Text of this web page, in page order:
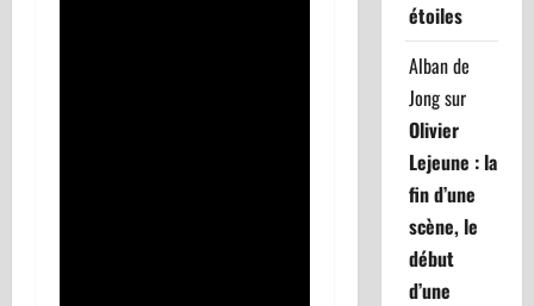
étoiles
Alban de
Jongsur
Olivier
Lejeune : la
fin d’une
scène, le
début
d’une